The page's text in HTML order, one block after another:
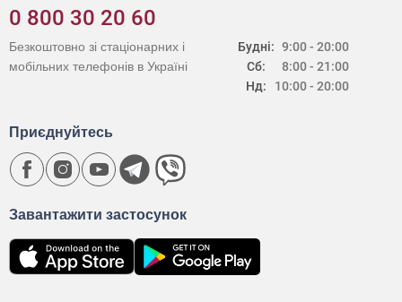
0 800 30 20 60
Будні:
Сб:
Нд:
9:00 - 20:00
8:00 - 21:00
10:00 - 20:00
Безкоштовно зі стаціонарних і
мобільних телефонів в Україні
Завантажити застосунок
Приєднуйтесь